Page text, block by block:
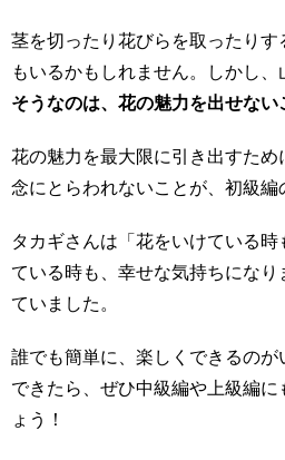
茎を切ったり花びらを取ったり
もいるかもしれません。しかし
そうなのは、花の魅力を出せない
花の魅力を最大限に引き出すた
念にとらわれないことが、初級編
タカギさんは「花をいけている
ている時も、幸せな気持ちにな
ていました。
誰でも簡単に、楽しくできるの
できたら、ぜひ中級編や上級編
ょう！